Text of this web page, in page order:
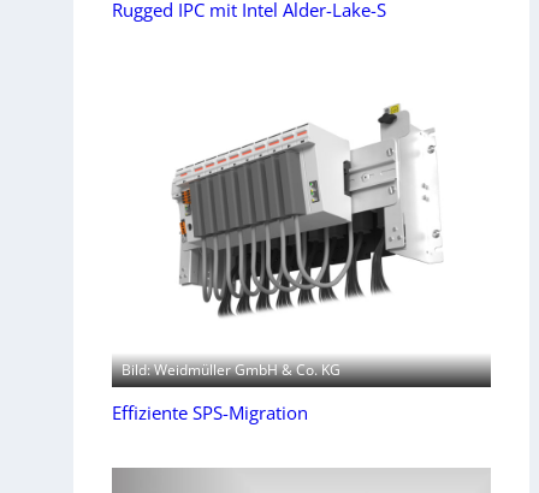
Rugged IPC mit Intel Alder-Lake-S
Bild: Weidmüller GmbH & Co. KG
Effiziente SPS-Migration